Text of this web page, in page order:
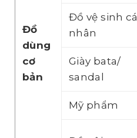
Đồ
dùng
cơ
bản
Đồ vệ sinh cá
nhân
Giày bata/
sandal
Mỹ phẩm